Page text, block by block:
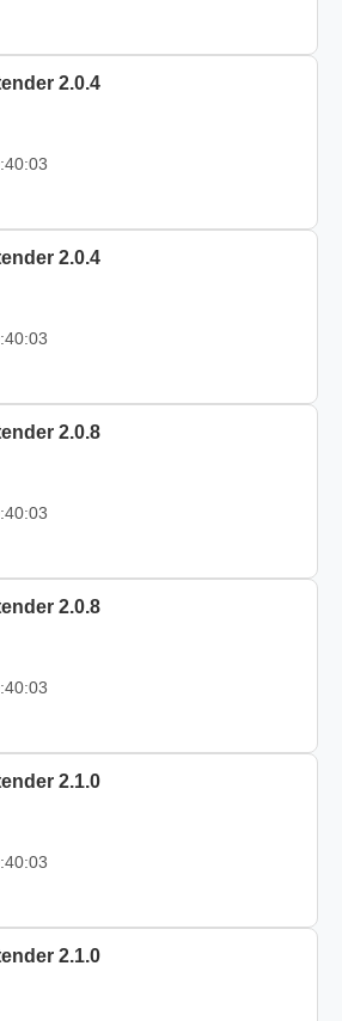
2.0.4
2.0.4
2.0.8
2.0.8
2.1.0
2.1.0